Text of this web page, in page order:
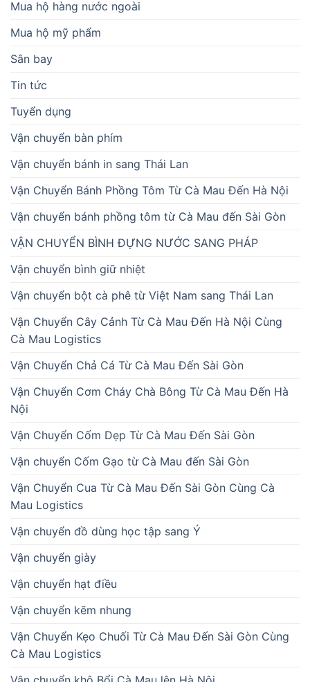
Mua hộ hàng nước ngoài
Mua hộ mỹ phẩm
Sân bay
Tin tức
Tuyển dụng
Vận chuyển bàn phím
Vận chuyển bánh in sang Thái Lan
Vận Chuyển Bánh Phồng Tôm Từ Cà Mau Đến Hà Nội
Vận chuyển bánh phồng tôm từ Cà Mau đến Sài Gòn
VẬN CHUYỂN BÌNH ĐỰNG NƯỚC SANG PHÁP
Vận chuyển bình giữ nhiệt
Vận chuyển bột cà phê từ Việt Nam sang Thái Lan
Vận Chuyển Cây Cảnh Từ Cà Mau Đến Hà Nội Cùng
Cà Mau Logistics
Vận Chuyển Chả Cá Từ Cà Mau Đến Sài Gòn
Vận Chuyển Cơm Cháy Chà Bông Từ Cà Mau Đến Hà
Nội
Vận Chuyển Cốm Dẹp Từ Cà Mau Đến Sài Gòn
Vận chuyển Cốm Gạo từ Cà Mau đến Sài Gòn
Vận Chuyển Cua Từ Cà Mau Đến Sài Gòn Cùng Cà
Mau Logistics
Vận chuyển đồ dùng học tập sang Ý
Vận chuyển giày
Vận chuyển hạt điều
Vận chuyển kẽm nhung
Vận Chuyển Kẹo Chuối Từ Cà Mau Đến Sài Gòn Cùng
Cà Mau Logistics